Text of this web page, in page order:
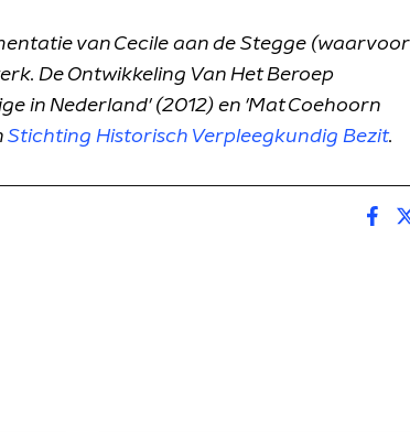
van Cecile aan de Stegge (waarvoor
De Ontwikkeling Van Het Beroep
in Nederland' (2012) en 'Mat Coehoorn
Stichting Historisch Verpleegkundig Bezit.